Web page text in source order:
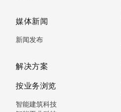
媒体新闻
新闻发布
解决方案
按业务浏览
智能建筑科技